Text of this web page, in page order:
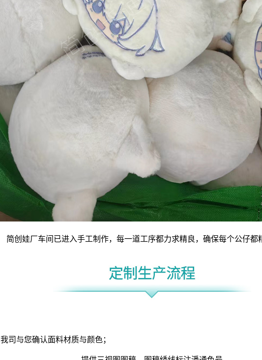
简创娃厂车间已进入手工制作，每一道工序都力求精良，确保每个公仔都
司与您确认面料材质与颜色；